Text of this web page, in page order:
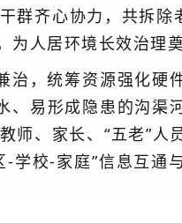
群齐心协力，共拆
人居环境长效治理
治，统筹资源强化硬
易形成隐患的沟渠
师、家长、“五老”人
学校-家庭”信息互通